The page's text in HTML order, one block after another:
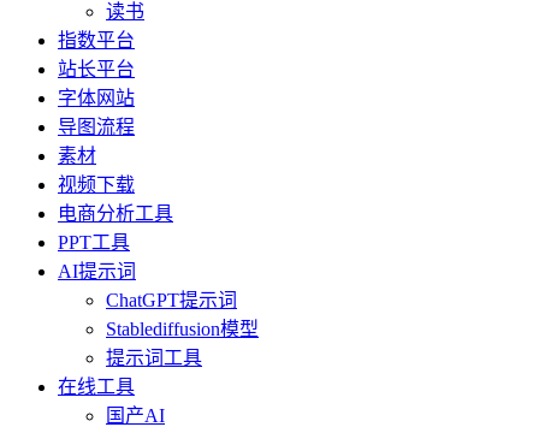
读书
指数平台
站长平台
字体网站
导图流程
素材
视频下载
电商分析工具
PPT工具
AI提示词
ChatGPT提示词
Stablediffusion模型
提示词工具
在线工具
国产AI